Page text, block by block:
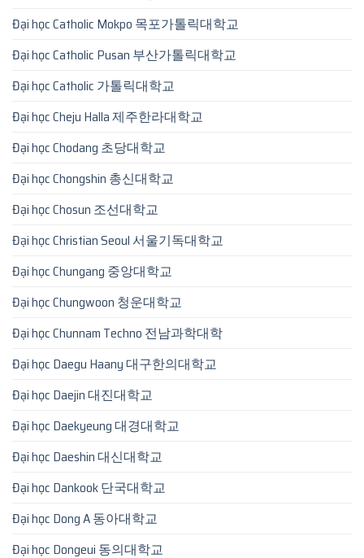
Đại học Catholic Mokpo 목포가톨릭대학교
Đại học Catholic Pusan 부산가톨릭대학교
Đại học Catholic 가톨릭대학교
Đại học Cheju Halla 제주한라대학교
Đại học Chodang 초당대학교
Đại học Chongshin 총신대학교
Đại học Chosun 조선대학교
Đại học Christian Seoul 서울기독대학교
Đại học Chungang 중앙대학교
Đại học Chungwoon 청운대학교
Đại học Chunnam Techno 전남과학대학
Đại học Daegu Haany 대구한의대학교
Đại học Daejin 대진대학교
Đại học Daekyeung 대경대학교
Đại học Daeshin 대신대학교
Đại học Dankook 단국대학교
Đại học Dong A 동아대학교
Đại học Dongeui 동의대학교